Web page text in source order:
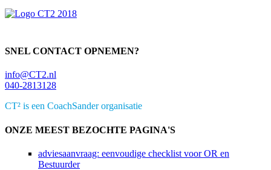
SNEL CONTACT OPNEMEN?
info@CT2.nl
040-2813128
CT² is een CoachSander organisatie
ONZE MEEST BEZOCHTE PAGINA'S
adviesaanvraag: eenvoudige checklist voor OR en
Bestuurder